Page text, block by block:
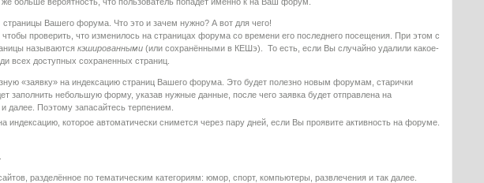
Вашего форума. Что это и зачем нужно? А вот для чего!
проверить, что изменилось на страницах форума со времени его последнего посещения. При этом с
называютсякэшированными (или сохранёнными в КЕШэ). То есть, если Вы случайно удалили какое-
всех доступных сохраненных страниц.
«заявку» на индексацию страниц Вашего форума. Это будет полезно новым форумам, старички
заполнить небольшую форму, указав нужные данные, после чего заявка будет отправлена на
далее. Поэтому запасайтесь терпением.
которое автоматически снимется через пару дней, если Вы проявите активность на форуме.
разделённое по тематическим категориям: юмор, спорт, компьютеры, развлечения и так далее.